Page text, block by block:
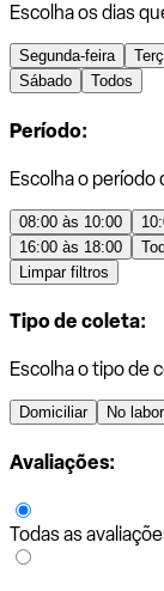
Escolha os dias
Segunda-feira
Sábado
Todos
Período:
Escolha o
08:00 às 10:00
16:00 às 18:00
Limpar filtros
Tipo de coleta:
Escolha o tipo de
Domiciliar No
Avaliações:
Todas as